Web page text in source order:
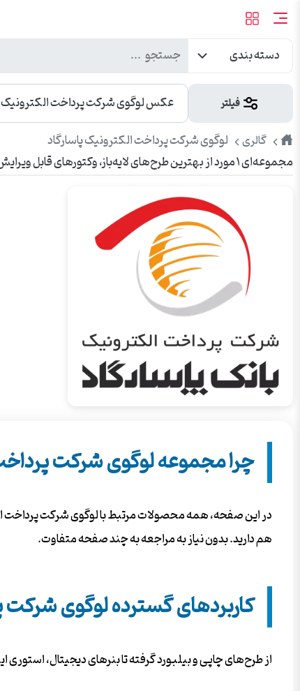
دسته بندی
فیلتر عکس لوگوی شرکت پرداخت الکترونیک
طرح
پیک
گالری
لوگوی شرکت پرداخت الکترونیک پاسارگاد
مجموعه‌ای ۱ مورد از بهترین طرح‌های لایه‌باز، وکتورهای قابل ویرایش و عکس‌های باکیفیت لوگوی شرکت پرداخت الکترونیک پاسارگاد. مناسب برای تبلیغات، چاپ، بنر، شبکه‌های اجتماعی و وبسایت.
چرا مجموعه لوگوی شرکت
در این صفحه، همه محصولات مرتبط با لوگوی شرکت
هم دارید. بدون نیاز به مراجعه به چند صفحه متفاوت.
کاربردهای گسترده لوگوی شرکت
از طرح‌های چاپی و بیلبورد گرفته تا بنرهای دیجیتال،